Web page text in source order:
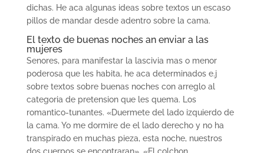
dichas. He aca algunas ideas sobre textos un escaso
pillos de mandar desde adentro sobre la cama.
El texto de buenas noches an enviar a las
mujeres
Senores, para manifestar la lascivia mas o menor
poderosa que les habita, he aca determinados e.j
sobre textos sobre buenas noches con arreglo al
categoria de pretension que les quema. Los
romantico-tunantes. «Duermete del lado izquierdo de
la cama. Yo me dormire de el lado derecho y no ha
transpirado en muchas pieza, esta noche, nuestros